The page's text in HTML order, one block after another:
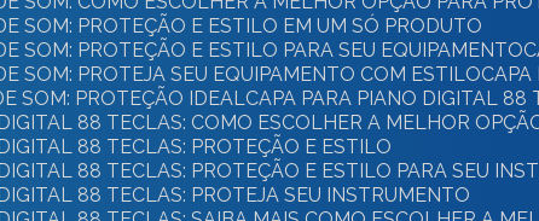
SOM: PROTEÇÃO E ESTILO EM UM SÓ PRODUTO
SOM: PROTEÇÃO E ESTILO PARA SEU EQUIPAMENTO
SOM: PROTEJA SEU EQUIPAMENTO COM ESTILO
SOM: PROTEÇÃO IDEAL CAPA PARA PIANO DIGITAL 88
DIGITAL 88 TECLAS: COMO ESCOLHER A MELHOR
DIGITAL 88 TECLAS: PROTEÇÃO E ESTILO
DIGITAL 88 TECLAS: PROTEÇÃO E ESTILO PARA SEU
DIGITAL 88 TECLAS: PROTEJA SEU INSTRUMENTO